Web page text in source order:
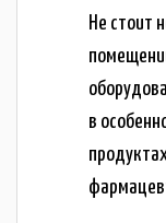
Не стоит
в